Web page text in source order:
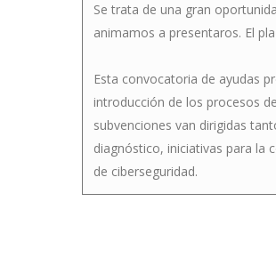
Se trata de una gran
animamos a presentaros. El
Esta convocatoria de ayudas
introducción de los procesos
subvenciones van dirigidas
diagnóstico, iniciativas para
de ciberseguridad.